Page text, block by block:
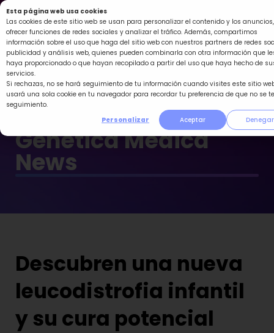
Esta página web usa cookies
Las cookies de este sitio web se usan para personalizar el contenido y los anuncios,
ofrecer funciones de redes sociales y analizar el tráfico. Además, compartimos
información sobre el uso que haga del sitio web con nuestros partners de redes
publicidad y análisis web, quienes pueden combinarla con otra información que
haya proporcionado o que hayan recopilado a partir del uso que haya hecho de
servicios.
Si rechazas, no se hará seguimiento de tu información cuando visites este sitio
usará una sola cookie en tu navegador para recordar tu preferencia de que no se
seguimiento.
Personalizar
Aceptar Denegar
Ir
al
contenido
Genética Médica
News
Descubren una nueva
leucodistrofia infantil
y su cura potencial